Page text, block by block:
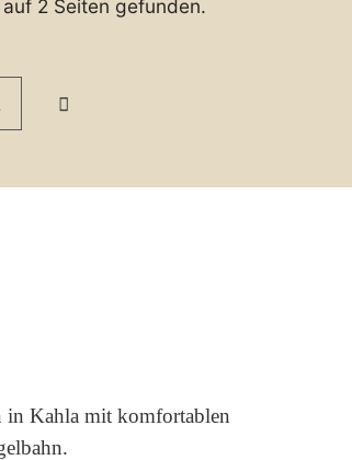
2 Seiten gefunden.
in Kahla mit komfortablen